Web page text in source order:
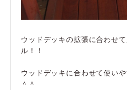
ウッドデッキの拡張に合わせ
ル！！
ウッドデッキに合わせて使い
＾＾